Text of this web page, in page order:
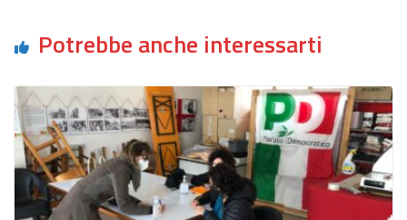
Potrebbe anche interessarti